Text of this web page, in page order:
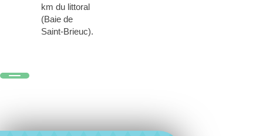
km du littoral
(Baie de
Saint-Brieuc).